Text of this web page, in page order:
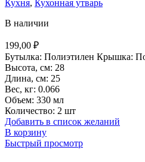
Кухня, Кухонная утварь
В наличии
199,00 ₽
Бутылка: Полиэтилен Крышка:
Высота, см: 28
Длина, см: 25
Вес, кг: 0.066
Объем: 330 мл
Количество: 2 шт
Добавить в список желаний
В корзину
Быстрый просмотр